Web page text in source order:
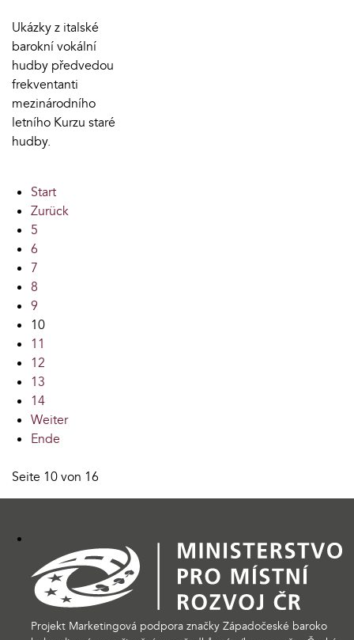
Ukázky z italské
barokní vokální
hudby předvedou
frekventanti
mezinárodního
letního Kurzu staré
hudby.
Start
Zurück
5
6
7
8
9
10
11
12
13
14
Weiter
Ende
Seite 10 von 16
Projekt Marketingová podpora značky Západočeské baroko